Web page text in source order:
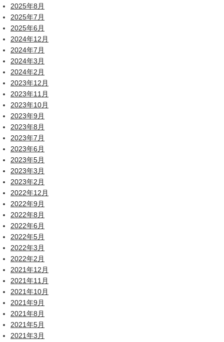
2025年8月
2025年7月
2025年6月
2024年12月
2024年7月
2024年3月
2024年2月
2023年12月
2023年11月
2023年10月
2023年9月
2023年8月
2023年7月
2023年6月
2023年5月
2023年3月
2023年2月
2022年12月
2022年9月
2022年8月
2022年6月
2022年5月
2022年3月
2022年2月
2021年12月
2021年11月
2021年10月
2021年9月
2021年8月
2021年5月
2021年3月